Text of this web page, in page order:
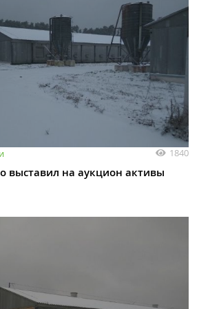
1840
выставил на аукцион активы